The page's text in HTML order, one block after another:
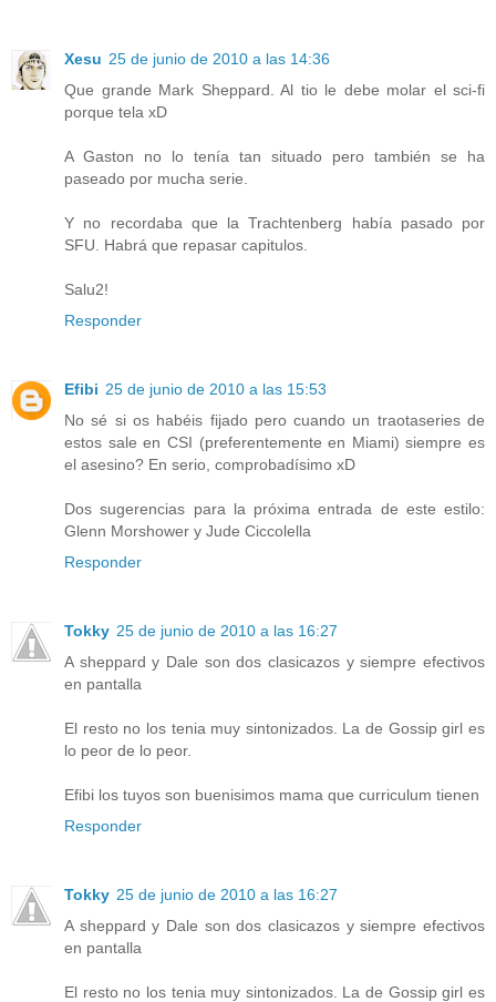
Xesu 25 de junio de 2010 a las 14:36
Que grande Mark Sheppard. Al tio le debe molar el sci-fi
porque tela xD
A Gaston no lo tenía tan situado pero también se ha
paseado por mucha serie.
Y no recordaba que la Trachtenberg había pasado por
SFU. Habrá que repasar capitulos.
Salu2!
Responder
Efibi 25 de junio de 2010 a las 15:53
No sé si os habéis fijado pero cuando un traotaseries de
estos sale en CSI (preferentemente en Miami) siempre es
el asesino? En serio, comprobadísimo xD
Dos sugerencias para la próxima entrada de este estilo:
Glenn Morshower y Jude Ciccolella
Responder
Tokky 25 de junio de 2010 a las 16:27
A sheppard y Dale son dos clasicazos y siempre efectivos
en pantalla
El resto no los tenia muy sintonizados. La de Gossip girl es
lo peor de lo peor.
Efibi los tuyos son buenisimos mama que curriculum tienen
Responder
Tokky 25 de junio de 2010 a las 16:27
A sheppard y Dale son dos clasicazos y siempre efectivos
en pantalla
El resto no los tenia muy sintonizados. La de Gossip girl es